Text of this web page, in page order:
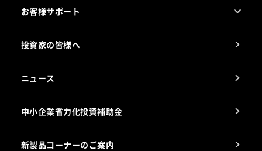
電気・ガス別厨房機器
お客様サポート
アフターサービスお問合せ先
海外出店をご検討のお客様へ
投資家の皆様へ
ニュース
中小企業省力化投資補助金
新製品コーナーのご案内